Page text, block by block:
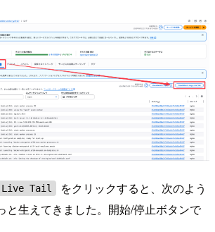
Live Tail
をクリックすると、次のよう
と生えてきました。開始/停止ボタンで